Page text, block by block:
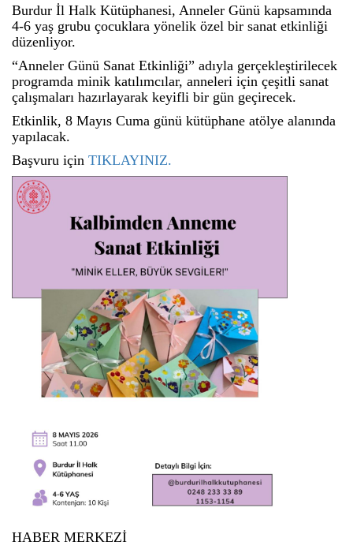
Burdur İl Halk Kütüphanesi, Anneler Günü kapsamında
4-6 yaş grubu çocuklara yönelik özel bir sanat etkinliği
düzenliyor.
“Anneler Günü Sanat Etkinliği” adıyla gerçekleştirilecek
programda minik katılımcılar, anneleri için çeşitli sanat
çalışmaları hazırlayarak keyifli bir gün geçirecek.
Etkinlik, 8 Mayıs Cuma günü kütüphane atölye alanında
yapılacak.
Başvuru için TIKLAYINIZ.
HABER MERKEZİ